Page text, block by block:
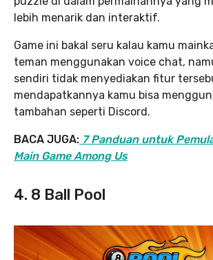
lebih menarik dan interaktif.
Game ini bakal seru kalau kamu
teman menggunakan voice chat,
sendiri tidak menyediakan fitur
mendapatkannya kamu bisa
tambahan seperti Discord.
BACA JUGA: 7 Panduan untuk
Main Game Among Us
4. 8 Ball Pool